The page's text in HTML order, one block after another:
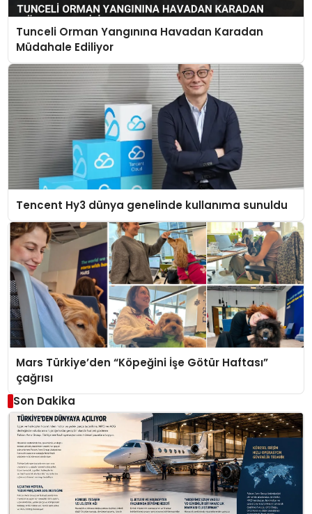
Tunceli Orman Yangınına Havadan Karadan
Müdahale Ediliyor
Tencent Hy3 dünya genelinde kullanıma sunuldu
Mars Türkiye’den “Köpeğini İşe Götür Haftası”
çağrısı
Son Dakika